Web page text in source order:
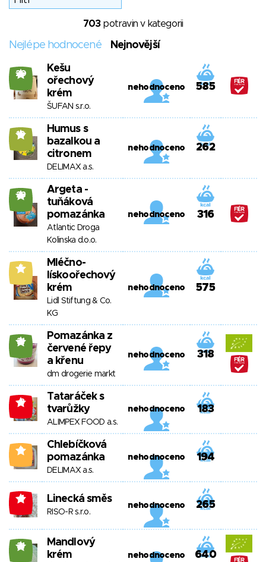
703potravin v kategorii
Nejlépe hodnocené Nejnovější
20
Kešu
ořechový
krém
ŠUFAN s.r.o.
nehodnoceno 585
10
Humus s
bazalkou a
citronem
DELIMAX a.s.
nehodnoceno 262
23
Argeta -
tuňáková
pomazánka
Atlantic Droga
Kolinska d.o.o.
nehodnoceno 316
5
Mléčno-
lískoořechový
krém
Lidl Stiftung & Co.
KG
nehodnoceno 575
21
Pomazánka z
červené řepy
a křenu
dm drogerie markt
nehodnoceno 318
-8
Tataráček s
tvarůžky
ALIMPEX FOOD a.s.
nehodnoceno 183
2
Chlebíčková
pomazánka
DELIMAX a.s.
nehodnoceno 194
-4 Linecká směs
RISO-R s.r.o.
nehodnoceno 265
21
Mandlový
krém
nehodnoceno 640